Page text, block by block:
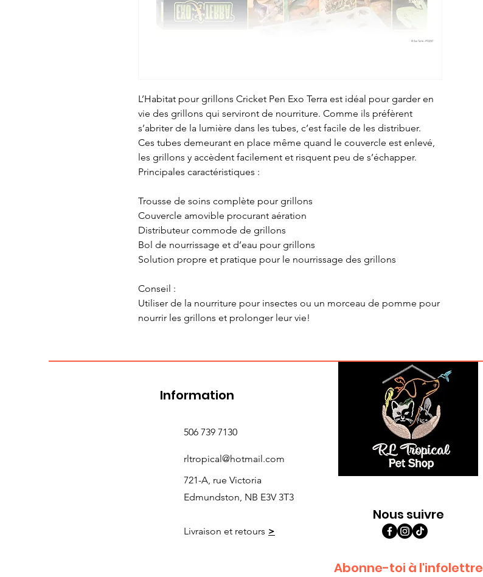
L’Habitat pour grillons Cricket Pen Exo Terra est idéal pour garder en
vie des grillons qui serviront de nourriture. Comme ils préfèrent
s’abriter de la lumière dans les tubes, c’est facile de les distribuer.
Ces tubes demeurant en place même quand le couvercle est enlevé,
les grillons y accèdent facilement et risquent peu de s’échapper.
Principales caractéristiques :
Trousse de soins complète pour grillons
Couvercle amovible procurant aération
Distributeur commode de grillons
Bol de nourrissage et d’eau pour grillons
Solution propre et pratique pour le nourrissage des grillons
Conseil :
Utiliser de la nourriture pour insectes ou un morceau de pomme pour
nourrir les grillons et prolonger leur vie!
Nous suivre
Information
Livraison et retours >
506 739 7130
rltropical@hotmail.com
721-A, rue Victoria
Edmundston, NB E3V 3T3
Abonne-toi à l'infolettre